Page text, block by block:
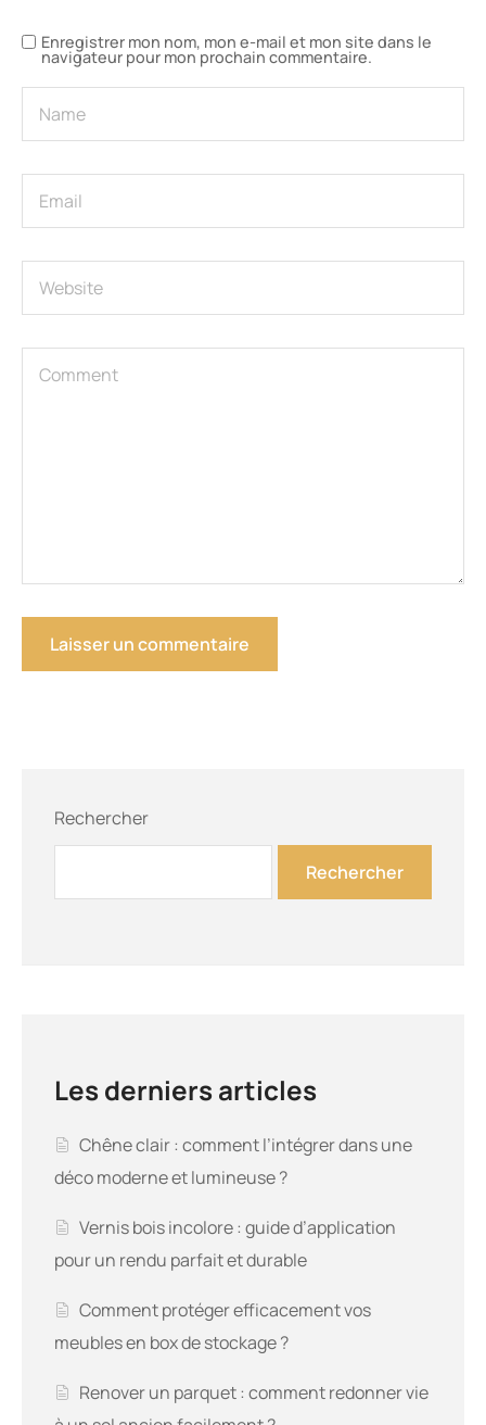
Enregistrer mon nom, mon e-mail et mon site dans le
navigateur pour mon prochain commentaire.
Rechercher
Rechercher
Les derniers articles
Chêne clair : comment l’intégrer dans une
déco moderne et lumineuse ?
Vernis bois incolore : guide d’application
pour un rendu parfait et durable
Comment protéger efficacement vos
meubles en box de stockage ?
Renover un parquet : comment redonner vie